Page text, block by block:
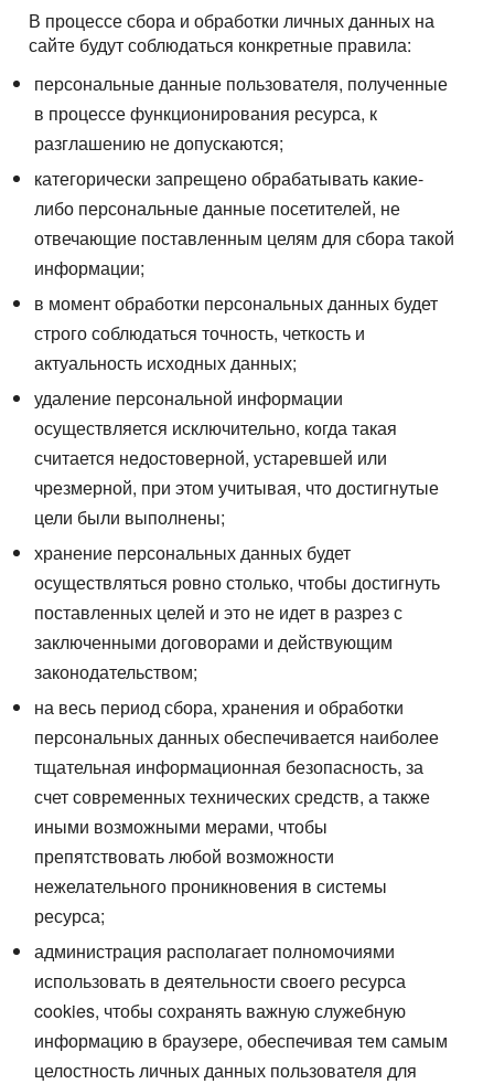
В процессе сбора и обработки личных данных на
сайте будут соблюдаться конкретные правила:
персональные данные пользователя, полученные
в процессе функционирования ресурса, к
разглашению не допускаются;
категорически запрещено обрабатывать какие-
либо персональные данные посетителей, не
отвечающие поставленным целям для сбора такой
информации;
в момент обработки персональных данных будет
строго соблюдаться точность, четкость и
актуальность исходных данных;
удаление персональной информации
осуществляется исключительно, когда такая
считается недостоверной, устаревшей или
чрезмерной, при этом учитывая, что достигнутые
цели были выполнены;
хранение персональных данных будет
осуществляться ровно столько, чтобы достигнуть
поставленных целей и это не идет в разрез с
заключенными договорами и действующим
законодательством;
на весь период сбора, хранения и обработки
персональных данных обеспечивается наиболее
тщательная информационная безопасность, за
счет современных технических средств, а также
иными возможными мерами, чтобы
препятствовать любой возможности
нежелательного проникновения в системы
ресурса;
администрация располагает полномочиями
использовать в деятельности своего ресурса
cookies, чтобы сохранять важную служебную
информацию в браузере, обеспечивая тем самым
целостность личных данных пользователя для